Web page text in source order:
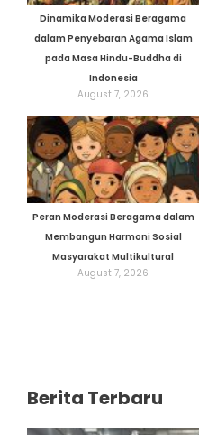
Dinamika Moderasi Beragama
dalam Penyebaran Agama Islam
pada Masa Hindu-Buddha di
Indonesia
August 7, 2026
Peran Moderasi Beragama dalam
Membangun Harmoni Sosial
Masyarakat Multikultural
August 7, 2026
Berita Terbaru